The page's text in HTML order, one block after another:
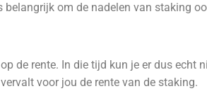
om de nadelen van staking
de rente. In die tijd kun je er dus echt
voor jou de rente van de staking.